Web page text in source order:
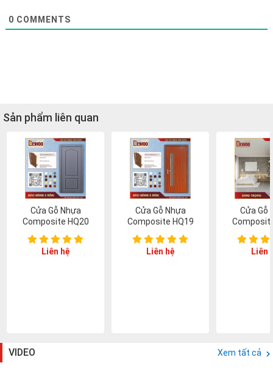
0 COMMENTS
Sản phẩm liên quan
Cửa Gỗ Nhựa
Composite HQ20
Liên hệ
Cửa Gỗ Nhựa
Composite HQ19
Liên hệ
Cửa Gỗ
Liên
VIDEO Xem tất cả